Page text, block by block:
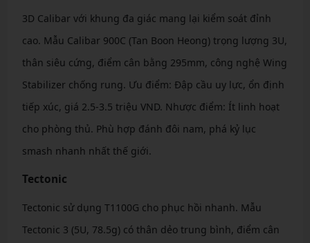
3D Calibar với khung đa giác mang lại kiểm soát đỉnh
cao. Mẫu Calibar 900C (Tan Boon Heong) trọng lượng 3U,
thân siêu cứng, điểm cân bằng 295mm, công nghệ Wing
Stabilizer chống rung. Ưu điểm: Đập cầu uy lực, ổn định
tiếp xúc, giá 2.5-3.5 triệu VND. Nhược điểm: Ít linh hoạt
cho phòng thủ. Phù hợp đánh đôi nam, phá kỷ lục
smash nhanh nhất thế giới.
Tectonic
Tectonic sử dụng T1100G cho phục hồi nhanh. Mẫu
Tectonic 3 (5U, 78.5g) có thân dẻo trung bình, điểm cân